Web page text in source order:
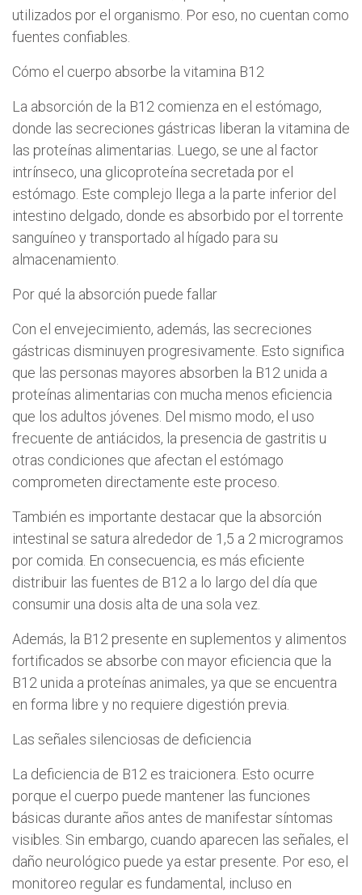
utilizados por el organismo. Por eso, no cuentan como
fuentes confiables.
Cómo el cuerpo absorbe la vitamina B12
La absorción de la B12 comienza en el estómago,
donde las secreciones gástricas liberan la vitamina de
las proteínas alimentarias. Luego, se une al factor
intrínseco, una glicoproteína secretada por el
estómago. Este complejo llega a la parte inferior del
intestino delgado, donde es absorbido por el torrente
sanguíneo y transportado al hígado para su
almacenamiento.
Por qué la absorción puede fallar
Con el envejecimiento, además, las secreciones
gástricas disminuyen progresivamente. Esto significa
que las personas mayores absorben la B12 unida a
proteínas alimentarias con mucha menos eficiencia
que los adultos jóvenes. Del mismo modo, el uso
frecuente de antiácidos, la presencia de gastritis u
otras condiciones que afectan el estómago
comprometen directamente este proceso.
También es importante destacar que la absorción
intestinal se satura alrededor de 1,5 a 2 microgramos
por comida. En consecuencia, es más eficiente
distribuir las fuentes de B12 a lo largo del día que
consumir una dosis alta de una sola vez.
Además, la B12 presente en suplementos y alimentos
fortificados se absorbe con mayor eficiencia que la
B12 unida a proteínas animales, ya que se encuentra
en forma libre y no requiere digestión previa.
Las señales silenciosas de deficiencia
La deficiencia de B12 es traicionera. Esto ocurre
porque el cuerpo puede mantener las funciones
básicas durante años antes de manifestar síntomas
visibles. Sin embargo, cuando aparecen las señales, el
daño neurológico puede ya estar presente. Por eso, el
monitoreo regular es fundamental, incluso en